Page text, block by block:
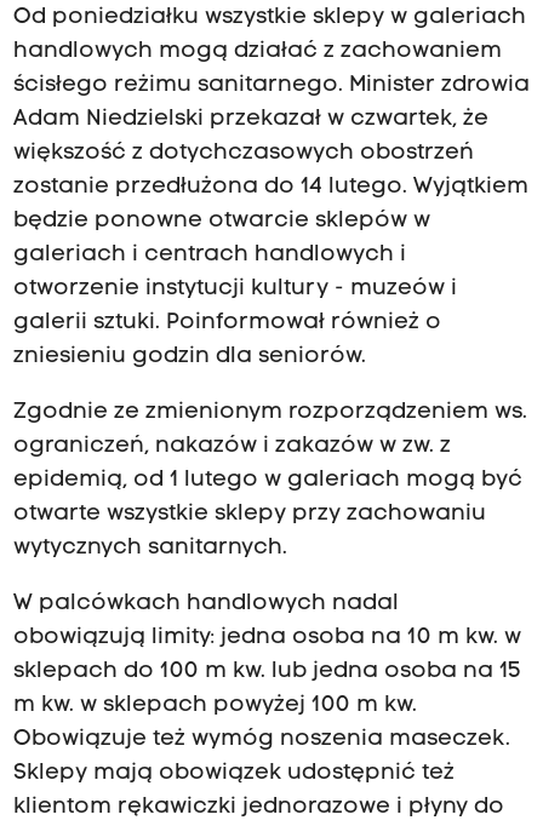
Od poniedziałku wszystkie sklepy w galeriach
handlowych mogą działać z zachowaniem
ścisłego reżimu sanitarnego. Minister zdrowia
Adam Niedzielski przekazał w czwartek, że
większość z dotychczasowych obostrzeń
zostanie przedłużona do 14 lutego. Wyjątkiem
będzie ponowne otwarcie sklepów w
galeriach i centrach handlowych i
otworzenie instytucji kultury - muzeów i
galerii sztuki. Poinformował również o
zniesieniu godzin dla seniorów.
Zgodnie ze zmienionym rozporządzeniem ws.
ograniczeń, nakazów i zakazów w zw. z
epidemią, od 1 lutego w galeriach mogą być
otwarte wszystkie sklepy przy zachowaniu
wytycznych sanitarnych.
W palcówkach handlowych nadal
obowiązują limity: jedna osoba na 10 m kw. w
sklepach do 100 m kw. lub jedna osoba na 15
m kw. w sklepach powyżej 100 m kw.
Obowiązuje też wymóg noszenia maseczek.
Sklepy mają obowiązek udostępnić też
klientom rękawiczki jednorazowe i płyny do